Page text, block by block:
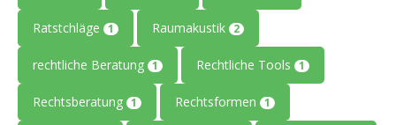
Ratstchläge 1 Raumakustik 2
rechtliche Beratung 1 Rechtliche Tools 1
Rechtsberatung 1 Rechtsformen 1